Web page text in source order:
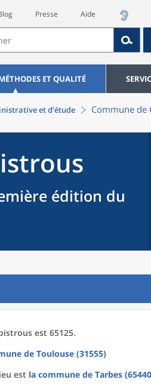
Presse Aide
ET QUALITÉ
et d’étude Commune de
édition du
est 65125.
de Toulouse (31555)
est la commune de Tarbes